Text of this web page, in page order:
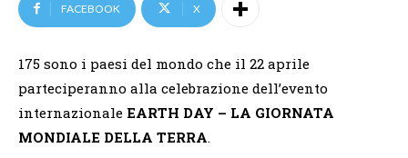
FACEBOOK X
175 sono i paesi del mondo che il 22 aprile
parteciperanno alla celebrazione dell’evento
internazionale EARTH DAY – LA GIORNATA
MONDIALE DELLA TERRA.